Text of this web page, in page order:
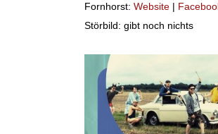
Fornhorst: Website |
Störbild: gibt noch nichts